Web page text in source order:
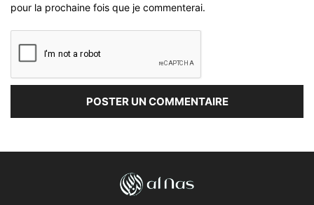
pour la prochaine fois que je commenterai.